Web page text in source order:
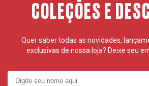
COLEÇÕES E
Quer saber todas as novidades,
exclusivas de nossa loja? Deixe seu